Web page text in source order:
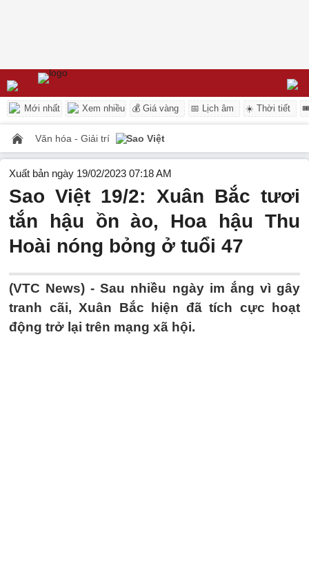
Mới nhất Xem nhiều 💰 Giá vàng 📅 Lịch âm ☀️ Thời tiết
Văn hóa - Giải trí Sao Việt
Xuất bản ngày 19/02/2023 07:18 AM
Sao Việt 19/2: Xuân Bắc tươi
tắn hậu ồn ào, Hoa hậu Thu
Hoài nóng bỏng ở tuổi 47
(VTC News) -Sau nhiều ngày im ắng vì gây
tranh cãi, Xuân Bắc hiện đã tích cực hoạt
động trở lại trên mạng xã hội.